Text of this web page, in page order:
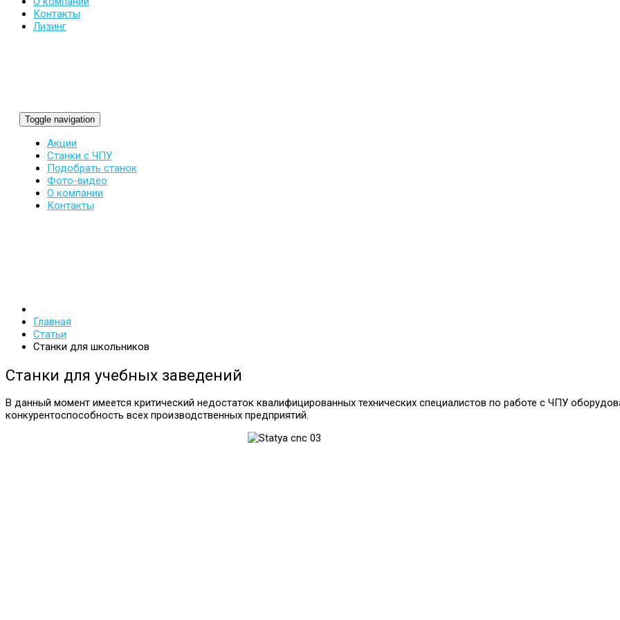
Контакты
Лизинг
Toggle navigation
Акции
Станки с ЧПУ
Подобрать станок
Фото-видео
О компании
Контакты
Главная
Статьи
Станки для школьников
Станки для учебных заведений
В данный момент имеется критический недостаток квалифицированных технических специалистов по работе с ЧПУ
конкурентоспособность всех производственных предприятий.